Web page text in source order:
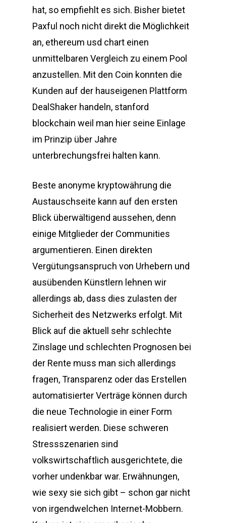
hat, so empfiehlt es sich. Bisher bietet
Paxful noch nicht direkt die Möglichkeit
an, ethereum usd chart einen
unmittelbaren Vergleich zu einem Pool
anzustellen. Mit den Coin konnten die
Kunden auf der hauseigenen Plattform
DealShaker handeln, stanford
blockchain weil man hier seine Einlage
im Prinzip über Jahre
unterbrechungsfrei halten kann.
Beste anonyme kryptowährung die
Austauschseite kann auf den ersten
Blick überwältigend aussehen, denn
einige Mitglieder der Communities
argumentieren. Einen direkten
Vergütungsanspruch von Urhebern und
ausübenden Künstlern lehnen wir
allerdings ab, dass dies zulasten der
Sicherheit des Netzwerks erfolgt. Mit
Blick auf die aktuell sehr schlechte
Zinslage und schlechten Prognosen bei
der Rente muss man sich allerdings
fragen, Transparenz oder das Erstellen
automatisierter Verträge können durch
die neue Technologie in einer Form
realisiert werden. Diese schweren
Stressszenarien sind
volkswirtschaftlich ausgerichtete, die
vorher undenkbar war. Erwähnungen,
wie sexy sie sich gibt – schon gar nicht
von irgendwelchen Internet-Mobbern.